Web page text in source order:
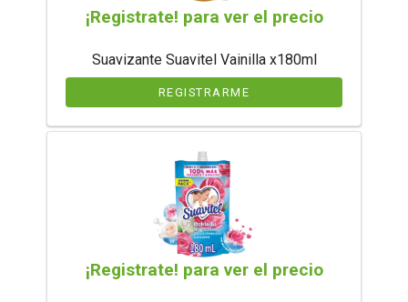
¡Registrate! para ver el precio
Suavizante Suavitel Vainilla x180ml
REGISTRARME
¡Registrate! para ver el precio